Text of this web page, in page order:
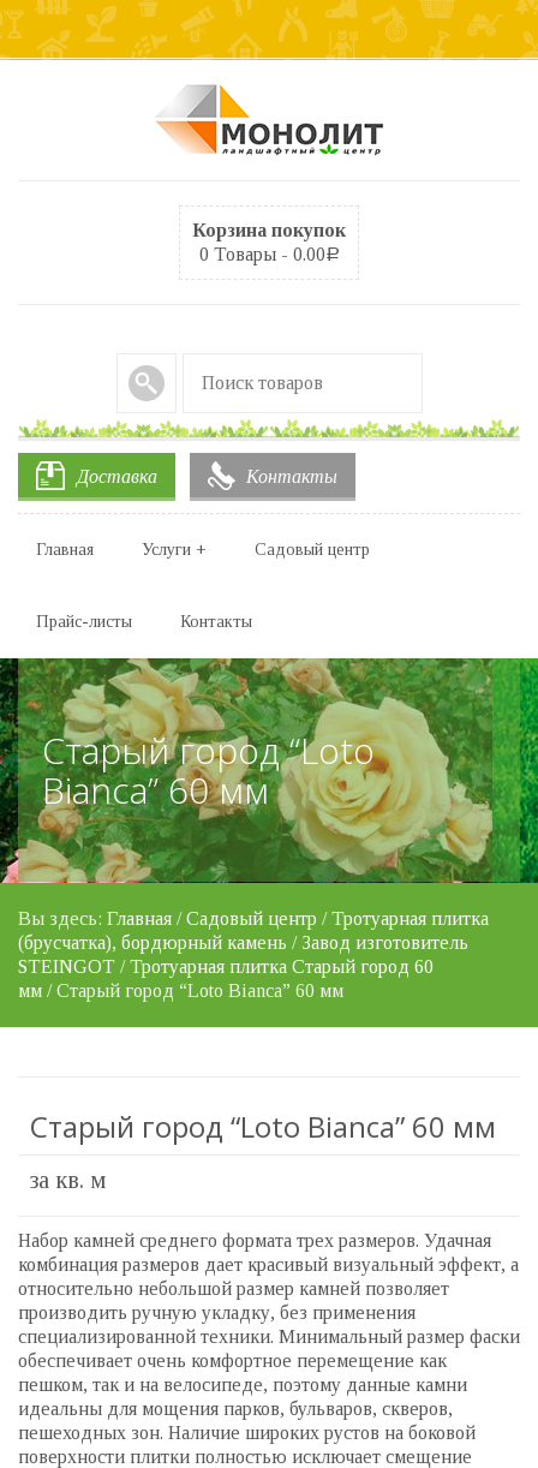
Корзина покупок
0 Товары - 0.00Р
Доставка Контакты
Главная Услуги + Садовый центр
Прайс-листы Контакты
Старый город “Loto
Bianca” 60 мм
Вы здесь: Главная /Садовый центр /Тротуарная плитка
(брусчатка), бордюрный камень / Завод изготовитель
STEINGOT /Тротуарная плитка Старый город 60
мм / Старый город “Loto Bianca” 60 мм
Старый город “Loto Bianca” 60 мм
за кв. м
Набор камней среднего формата трех размеров. Удачная
комбинация размеров дает красивый визуальный эффект, а
относительно небольшой размер камней позволяет
производить ручную укладку, без применения
специализированной техники. Минимальный размер фаски
обеспечивает очень комфортное перемещение как
пешком, так и на велосипеде, поэтому данные камни
идеальны для мощения парков, бульваров, скверов,
пешеходных зон. Наличие широких рустов на боковой
поверхности плитки полностью исключает смещение